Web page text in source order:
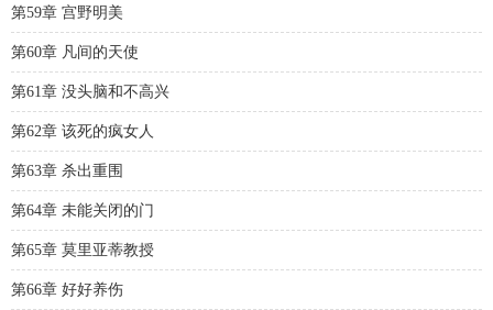
第59章 宫野明美
第60章 凡间的天使
第61章 没头脑和不高兴
第62章 该死的疯女人
第63章 杀出重围
第64章 未能关闭的门
第65章 莫里亚蒂教授
第66章 好好养伤